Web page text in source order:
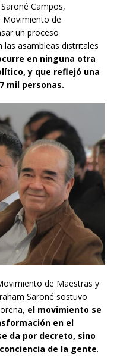
Campos,
Movimiento de
un proceso
asambleas distritales
en ninguna otra
y que reflejó una
mil personas.
de Maestras y
Saroné sostuvo
el movimiento se
en el
da por decreto, sino
de la gente.